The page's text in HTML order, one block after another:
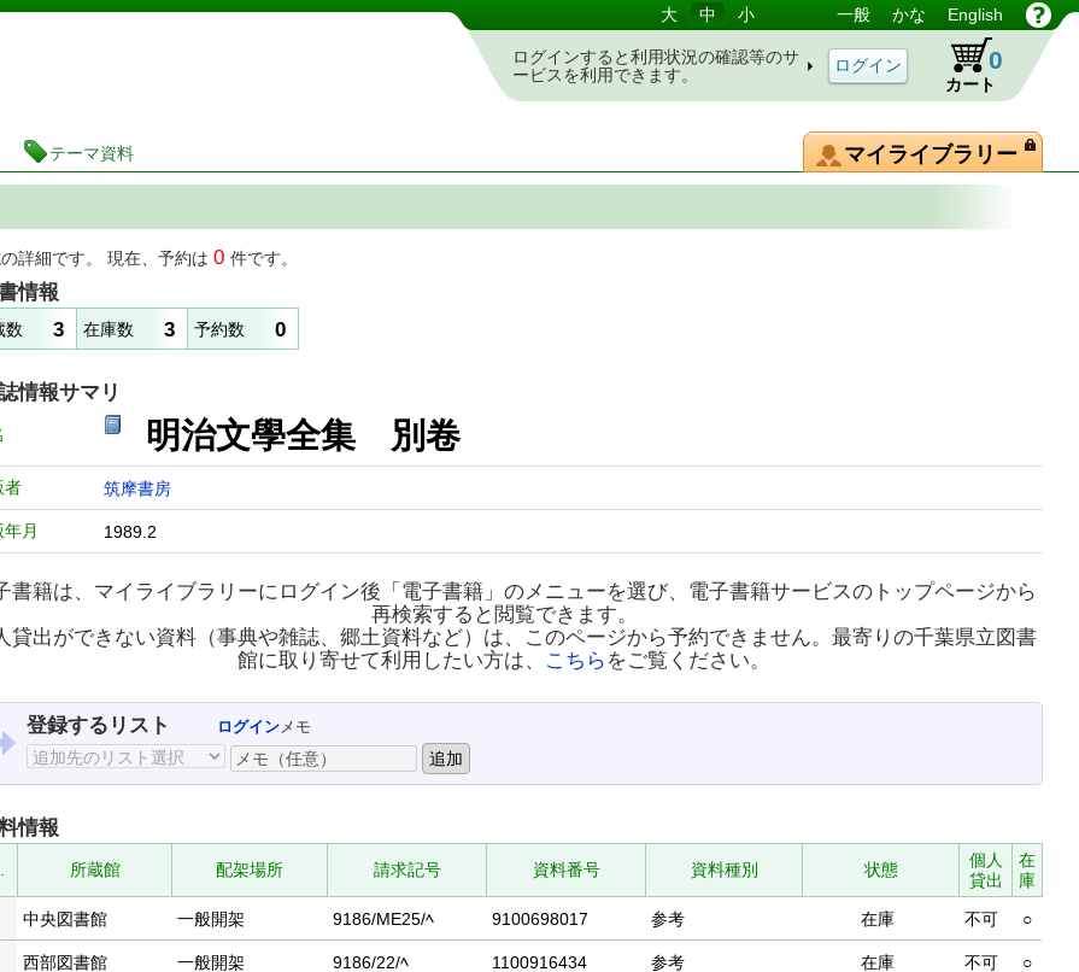
図書館 蔵書検索・予約システム 大 中 小 一般 かな English
ログインすると利用状況の確認等のサ
ービスを利用できます。
カート
0
テーマ資料 マイライブラリー
詳細です。 現在、予約は 0 件です。
情報
数 3 在庫数 3 予約数 0
情報サマリ
明治文學全集 別卷
者 筑摩書房
月 1989.2
書籍は、マイライブラリーにログイン後「電子書籍」のメニューを選び、電子書籍サービスのトップページから
再検索すると閲覧できます。
貸出ができない資料（事典や雑誌、郷土資料など）は、このページから予約できません。最寄りの千葉県立図書
館に取り寄せて利用したい方は、 こちら をご覧ください。
登録するリスト ログインメモ
情報
所蔵館 配架場所 請求記号 資料番号 資料種別 状態
個人
貸出
在
庫
中央図書館 一般開架 9186/ME25/ﾍ 9100698017 参考 在庫 不可 ○
西部図書館 一般開架 9186/22/ﾍ 1100916434 参考 在庫 不可 ○